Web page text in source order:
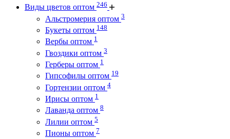
Виды цветов оптом 246
Альстромерия оптом 3
Букеты оптом 148
Вербы оптом 1
Гвоздики оптом 3
Герберы оптом 1
Гипсофилы оптом 19
Гортензии оптом 4
Ирисы оптом 1
Лаванда оптом 8
Лилии оптом 5
Пионы оптом 7